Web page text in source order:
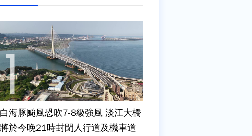
白海豚颱風恐吹7-8級強風 淡江大橋
將於今晚21時封閉人行道及機車道